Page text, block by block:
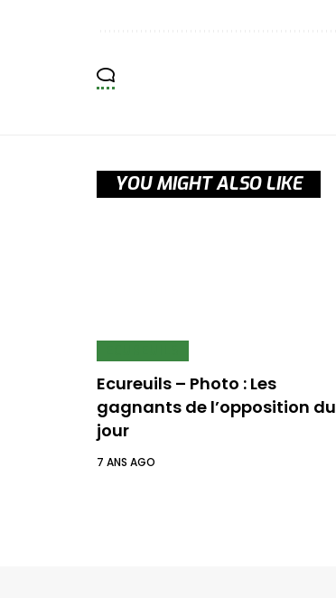
YOU MIGHT ALSO LIKE
Ecureuils – Photo : Les
gagnants de l’opposition du
jour
7 ANS AGO